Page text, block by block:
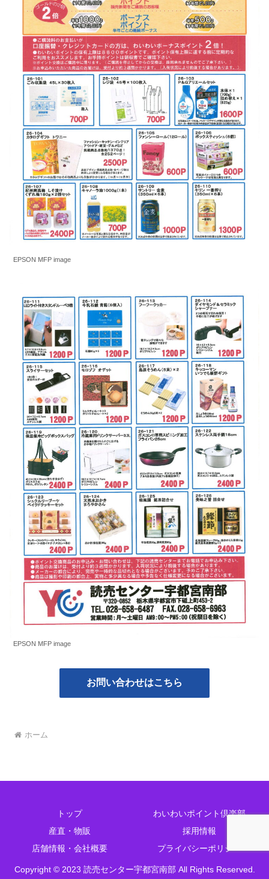
EPSON MFP image
EPSON MFP image
お問い合わせはこちら
ホーム
トップ
わいわいポイント倶楽部
産直・物販
採用情報
店舗情報・会社概要
プライバシーポリシー
Copyright © 2023 読売センター宇都宮南部 All Rights Reserved.